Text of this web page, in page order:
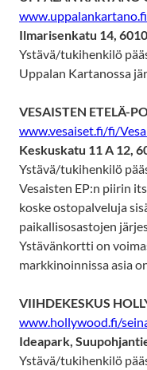
www.uppalankartano.fi
Ilmarisenkatu 14,
Ystävä/tukihenkilö
Uppalan Kartanossa
VESAISTEN ETELÄ-
www.vesaiset.fi/fi/
Keskuskatu 11 A 12,
Ystävä/tukihenkilö
Vesaisten EP:n piirin
koske ostopalveluja
paikallisosastojen
Ystävänkortti on
markkinoinnissa asia
VIIHDEKESKUS
www.hollywood.fi/
Ideapark,
Ystävä/tukihenkilö